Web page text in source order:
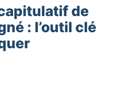
de
: l’outil clé